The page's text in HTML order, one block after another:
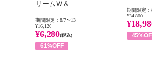
リームＷ＆...
期間限定：8/7〜13
¥16,126
¥6,280(税込)
61%OFF
期間限定：
¥34,800